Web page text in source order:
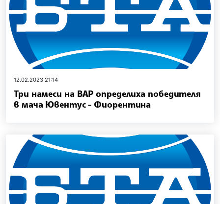
12.02.2023 21:14
Три намеси на ВАР определиха победителя
в мача Ювентус - Фиорентина